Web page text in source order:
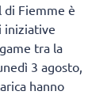
di Fiemme è
iniziative
tra la
3 agosto,
hanno